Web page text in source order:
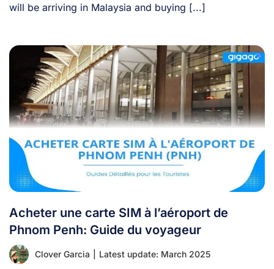
will be arriving in Malaysia and buying [...]
Acheter une carte SIM à l’aéroport de
Phnom Penh: Guide du voyageur
Clover Garcia Latest update: March 2025